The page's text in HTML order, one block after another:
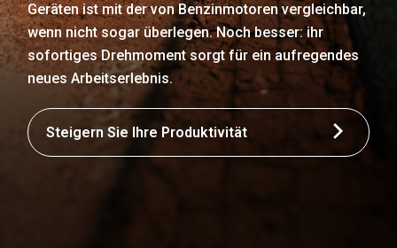
Geräten ist mit der von Benzinmotoren vergleichbar,
wenn nicht sogar überlegen. Noch besser: ihr
sofortiges Drehmoment sorgt für ein aufregendes
neues Arbeitserlebnis.
Steigern Sie Ihre Produktivität